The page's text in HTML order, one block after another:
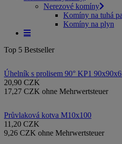
Nerezové komíny
Komíny na tuhá
Komíny na plyn
Top 5 Bestseller
Úhelník s prolisem 90° KP1
20,90 CZK
17,27 CZK ohne Mehrwertsteuer
Průvlaková kotva M10x100
11,20 CZK
9,26 CZK ohne Mehrwertsteuer